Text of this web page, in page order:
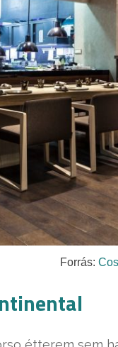
Forrás: